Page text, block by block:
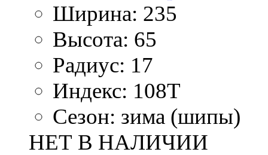
Ширина: 235
Высота: 65
Радиус: 17
Индекс: 108T
Сезон: зима (шипы)
НЕТ В НАЛИЧИИ